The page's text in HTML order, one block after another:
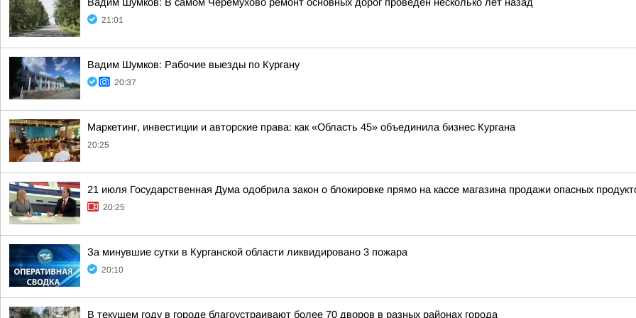
21:01
Вадим Шумков: Рабочие выезды по Кургану
20:37
Маркетинг, инвестиции и авторские права: как «Область 45» объединила бизнес Кургана
20:25
21 июля Государственная Дума одобрила закон о блокировке прямо на кассе магазина продажи опасных
20:25
За минувшие сутки в Курганской области ликвидировано 3 пожара
20:10
В текущем году в городе благоустраивают более 70 дворов в разных районах города